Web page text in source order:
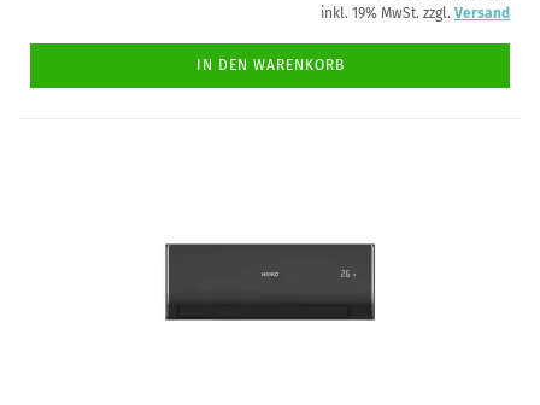
inkl. 19% MwSt. zzgl. Versand
IN DEN WARENKORB